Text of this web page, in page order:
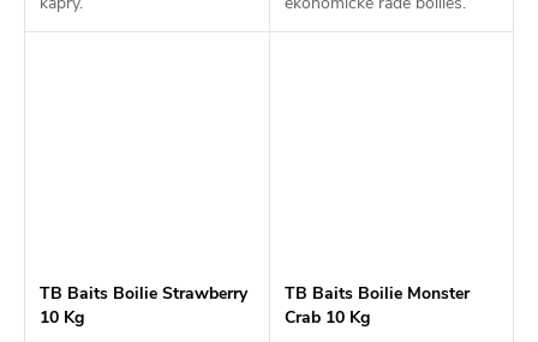
TB Baits Boilie Strawberry
10 Kg
TB Baits Boilie Monster
Crab 10 Kg